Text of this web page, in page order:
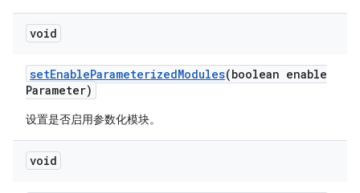
void
setEnableParameterizedModules(boolean enable
Parameter)
设置是否启用参数化模块。
void